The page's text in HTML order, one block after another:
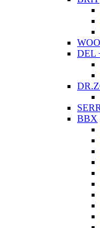
DEL
BBX